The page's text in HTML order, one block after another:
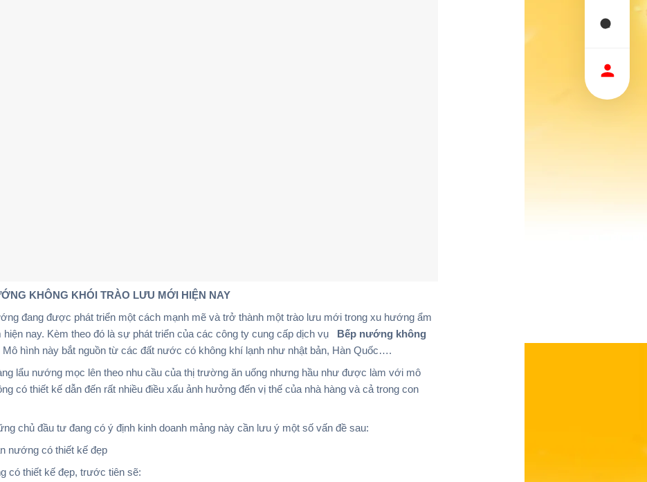
KHÔNG KHÓI TRÀO LƯU MỚI HIỆN NAY
đang được phát triển một cách mạnh mẽ và trở thành một trào lưu mới trong xu hướng ẩm
nay. Kèm theo đó là sự phát triển của các công ty cung cấp dịch vụ
Bếp nướng không
Mô hình này bắt nguồn từ các đất nước có không khí lạnh như nhật bản, Hàn Quốc….
lẩu nướng mọc lên theo nhu cầu của thị trường ăn uống nhưng hầu như được làm với mô
có thiết kế dẫn đến rất nhiều điều xấu ảnh hưởng đến vị thế của nhà hàng và cả trong con
chủ đầu tư đang có ý định kinh doanh mảng này cần lưu ý một số vấn đề sau:
nướng có thiết kế đẹp
có thiết kế đẹp, trước tiên sẽ: